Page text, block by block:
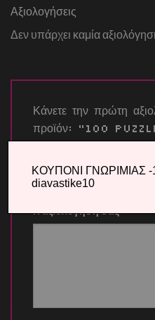
Αξιολογήσεις
Δεν υπάρχει καμία
Κάνετε την πρώτη
προϊόν: “100
ΟΨΕΩΝ
Η βαθμολογία σας*
Η αξιολόγησή σας*
ΚΟΥΠΟΝΙ ΓΝΩΡΙΜΙΑΣ
diavastike10